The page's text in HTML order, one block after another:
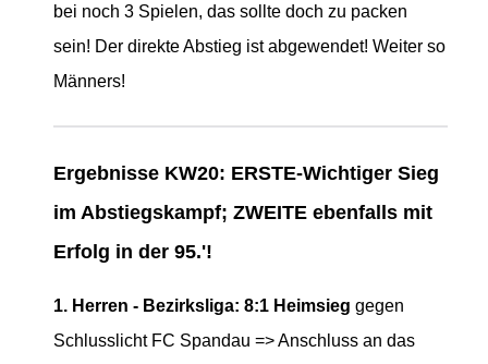
bei noch 3 Spielen, das sollte doch zu packen
sein! Der direkte Abstieg ist abgewendet! Weiter so
Männers!
Ergebnisse KW20: ERSTE-Wichtiger Sieg
im Abstiegskampf; ZWEITE ebenfalls mit
Erfolg in der 95.'!
1. Herren - Bezirksliga: 8:1 Heimsieg gegen
Schlusslicht FC Spandau => Anschluss an das